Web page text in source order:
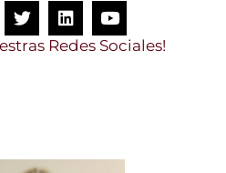
uestras Redes Sociale